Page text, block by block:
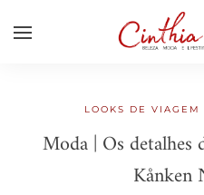
LOOKS DE VIAGEM
Moda | Os detalhes
Kånken